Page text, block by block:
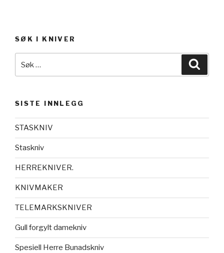
SØK I KNIVER
SISTE INNLEGG
STASKNIV
Staskniv
HERREKNIVER.
KNIVMAKER
TELEMARKSKNIVER
Gull forgylt damekniv
Spesiell Herre Bunadskniv